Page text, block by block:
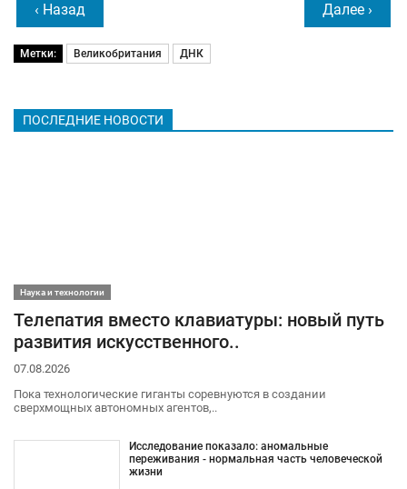
‹ Назад Далее ›
Метки: Великобритания ДНК
ПОСЛЕДНИЕ НОВОСТИ
Наука и технологии
Телепатия вместо клавиатуры: новый путь
развития искусственного..
07.08.2026
Пока технологические гиганты соревнуются в создании
сверхмощных автономных агентов,..
Исследование показало: аномальные
переживания - нормальная часть человеческой
жизни